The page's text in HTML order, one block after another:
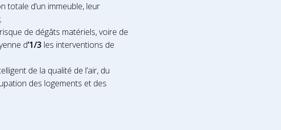
totale d’un immeuble, leur
de dégâts matériels, voire de
d’1/3 les interventions de
de la qualité de l’air, du
des logements et des